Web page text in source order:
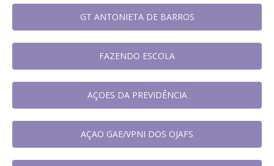
GT ANTONIETA DE BARROS
FAZENDO ESCOLA
AÇOES DA PREVIDÊNCIA
AÇAO GAE/VPNI DOS OJAFS